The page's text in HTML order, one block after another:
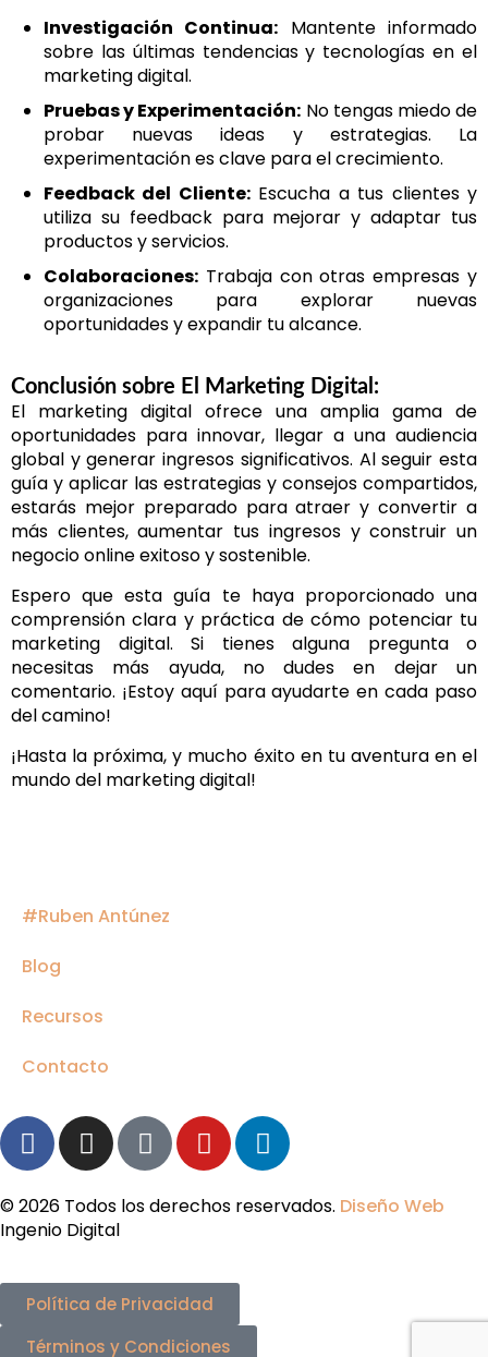
Investigación Continua: Mantente informado
sobre las últimas tendencias y tecnologías en el
marketing digital.
Pruebas y Experimentación: No tengas miedo de
probar nuevas ideas y estrategias. La
experimentación es clave para el crecimiento.
Feedback del Cliente:Escucha a tus clientes y
utiliza su feedback para mejorar y adaptar tus
productos y servicios.
Colaboraciones: Trabaja con otras empresas y
organizaciones para explorar nuevas
oportunidades y expandir tu alcance.
Conclusión sobre El Marketing Digital:
El marketing digital ofrece una amplia gama de
oportunidades para innovar, llegar a una audiencia
global y generar ingresos significativos. Al seguir esta
guía y aplicar las estrategias y consejos compartidos,
estarás mejor preparado para atraer y convertir a
más clientes, aumentar tus ingresos y construir un
negocio online exitoso y sostenible.
Espero que esta guía te haya proporcionado una
comprensión clara y práctica de cómo potenciar tu
marketing digital. Si tienes alguna pregunta o
necesitas más ayuda, no dudes en dejar un
comentario. ¡Estoy aquí para ayudarte en cada paso
del camino!
¡Hasta la próxima, y mucho éxito en tu aventura en el
mundo del marketing digital!
#Ruben Antúnez
Blog
Recursos
Contacto
© 2026 Todos los derechos reservados. Diseño Web
Ingenio Digital
Política de Privacidad
Términos y Condiciones